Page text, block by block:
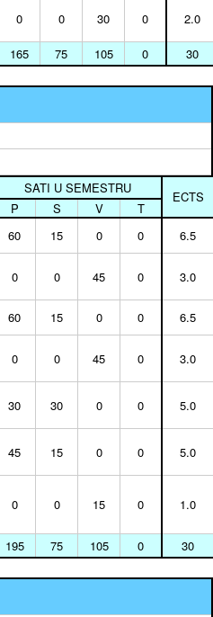
0 0 30 0 2.0
165 75 105 0 30
SATI U SEMESTRU
ECTS
P S V T
60 15 0 0 6.5
0 0 45 0 3.0
60 15 0 0 6.5
0 0 45 0 3.0
30 30 0 0 5.0
45 15 0 0 5.0
0 0 15 0 1.0
195 75 105 0 30